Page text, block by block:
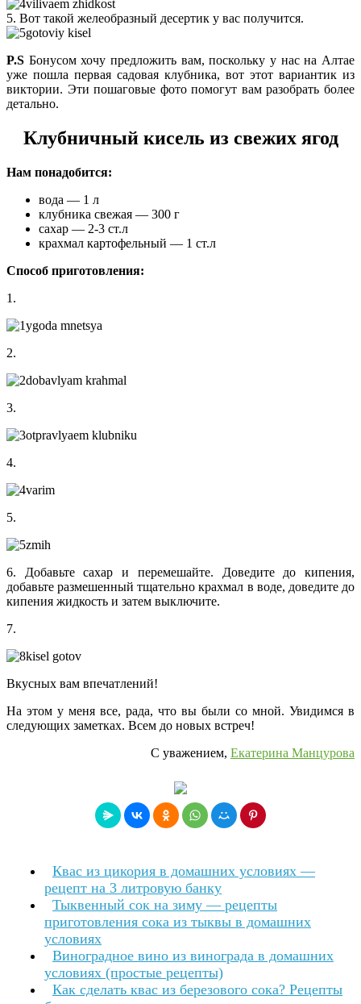
5. Вот такой желеобразный десертик у вас получится.
P.S Бонусом хочу предложить вам, поскольку у нас на Алтае
уже пошла первая садовая клубника, вот этот вариантик из
виктории. Эти пошаговые фото помогут вам разобрать более
детально.
Клубничный кисель из свежих ягод
Нам понадобится:
вода — 1 л
клубника свежая — 300 г
сахар — 2-3 ст.л
крахмал картофельный — 1 ст.л
Способ приготовления:
1.
2.
3.
4.
5.
6. Добавьте сахар и перемешайте. Доведите до кипения,
добавьте размешенный тщательно крахмал в воде, доведите до
кипения жидкость и затем выключите.
7.
Вкусных вам впечатлений!
На этом у меня все, рада, что вы были со мной. Увидимся в
следующих заметках. Всем до новых встреч!
С уважением, Екатерина Манцурова
Квас из цикория в домашних условиях —
рецепт на 3 литровую банку
Тыквенный сок на зиму — рецепты
приготовления сока из тыквы в домашних
условиях
Виноградное вино из винограда в домашних
условиях (простые рецепты)
Как сделать квас из березового сока? Рецепты